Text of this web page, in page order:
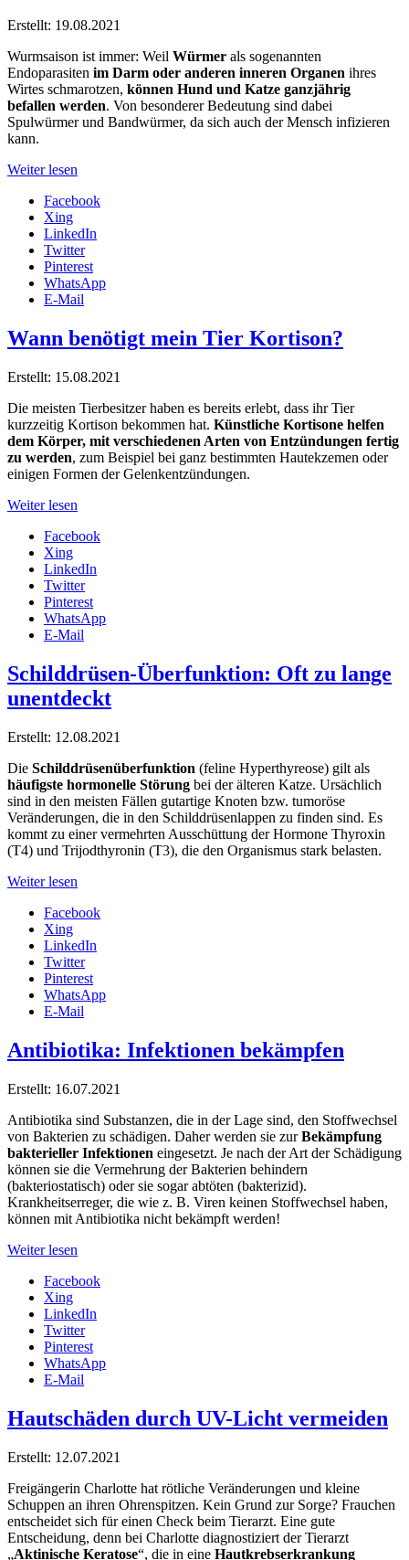
Erstellt: 19.08.2021
Wurmsaison ist immer: Weil Würmer als sogenannten
Endoparasiten im Darm oder anderen inneren Organen ihres
Wirtes schmarotzen, können Hund und Katze ganzjährig
befallen werden. Von besonderer Bedeutung sind dabei
Spulwürmer und Bandwürmer, da sich auch der Mensch infizieren
kann.
Weiter lesen
Facebook
Xing
LinkedIn
Twitter
Pinterest
WhatsApp
E-Mail
Wann benötigt mein Tier Kortison?
Erstellt: 15.08.2021
Die meisten Tierbesitzer haben es bereits erlebt, dass ihr Tier
kurzzeitig Kortison bekommen hat. Künstliche Kortisone helfen
dem Körper, mit verschiedenen Arten von Entzündungen fertig
zu werden, zum Beispiel bei ganz bestimmten Hautekzemen oder
einigen Formen der Gelenkentzündungen.
Weiter lesen
Facebook
Xing
LinkedIn
Twitter
Pinterest
WhatsApp
E-Mail
Schilddrüsen-Überfunktion: Oft zu lange
unentdeckt
Erstellt: 12.08.2021
Die Schilddrüsenüberfunktion (feline Hyperthyreose) gilt als
häufigste hormonelle Störung bei der älteren Katze. Ursächlich
sind in den meisten Fällen gutartige Knoten bzw. tumoröse
Veränderungen, die in den Schilddrüsenlappen zu finden sind. Es
kommt zu einer vermehrten Ausschüttung der Hormone Thyroxin
(T4) und Trijodthyronin (T3), die den Organismus stark belasten.
Weiter lesen
Facebook
Xing
LinkedIn
Twitter
Pinterest
WhatsApp
E-Mail
Antibiotika: Infektionen bekämpfen
Erstellt: 16.07.2021
Antibiotika sind Substanzen, die in der Lage sind, den Stoffwechsel
von Bakterien zu schädigen. Daher werden sie zurBekämpfung
bakterieller Infektionen eingesetzt. Je nach der Art der Schädigung
können sie die Vermehrung der Bakterien behindern
(bakteriostatisch) oder sie sogar abtöten (bakterizid).
Krankheitserreger, die wie z. B. Viren keinen Stoffwechsel haben,
können mit Antibiotika nicht bekämpft werden!
Weiter lesen
Facebook
Xing
LinkedIn
Twitter
Pinterest
WhatsApp
E-Mail
Hautschäden durch UV-Licht vermeiden
Erstellt: 12.07.2021
Freigängerin Charlotte hat rötliche Veränderungen und kleine
Schuppen an ihren Ohrenspitzen. Kein Grund zur Sorge? Frauchen
entscheidet sich für einen Check beim Tierarzt. Eine gute
Entscheidung, denn bei Charlotte diagnostiziert der Tierarzt
„Aktinische Keratose“, die in eine Hautkrebserkrankung